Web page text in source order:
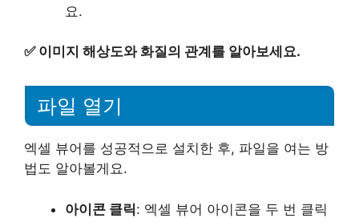
요.
✅ 이미지 해상도와 화질의 관계를 알아보세요.
파일 열기
엑셀 뷰어를 성공적으로 설치한 후, 파일을 여는 방
법도 알아볼게요.
아이콘 클릭: 엑셀 뷰어 아이콘을 두 번 클릭